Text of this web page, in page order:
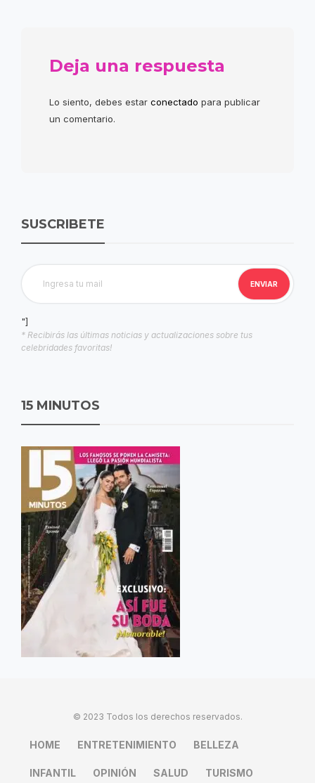
Deja una respuesta
Lo siento, debes estar conectado para publicar
un comentario.
SUSCRIBETE
"]
* Recibirás las últimas noticias y actualizaciones sobre tus
celebridades favoritas!
15 MINUTOS
© 2023 Todos los derechos reservados.
HOME ENTRETENIMIENTO BELLEZA
INFANTIL OPINIÓN SALUD TURISMO